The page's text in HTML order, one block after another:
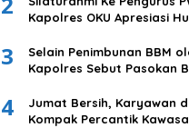
Ogan Komering Ulu
Kapolres OKU Apresiasi
3
Selain Penimbunan BBM
Kapolres Sebut Pasokan
Bungkam
4
Jumat Bersih, Karyawan
Kompak Percantik